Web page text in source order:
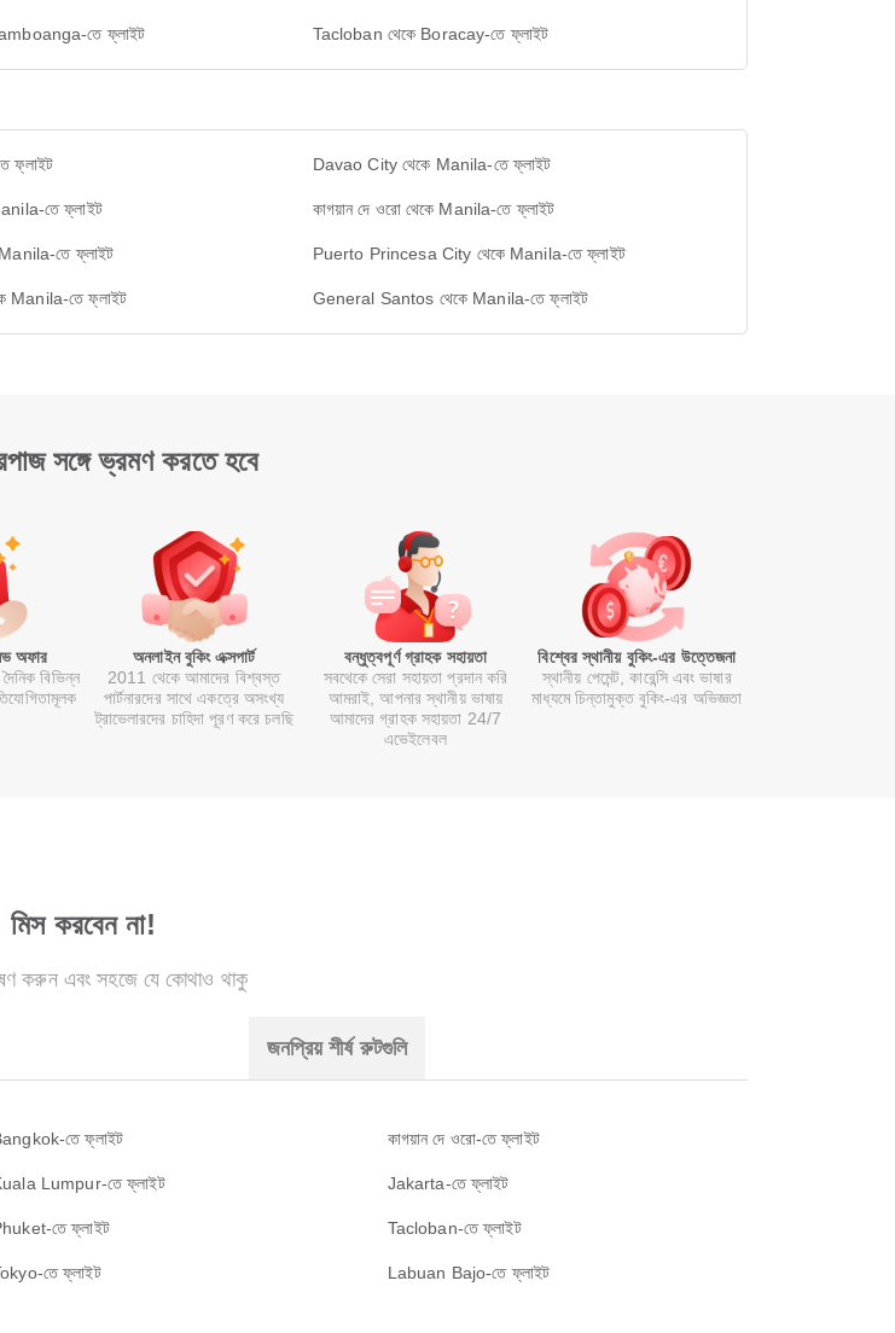
তে ফ্লাইট Tacloban থেকে Boracay-তে ফ্লাইট
ফ্লাইট Davao City থেকে Manila-তে ফ্লাইট
তে ফ্লাইট কাগয়ান দে ওরো থেকে Manila-তে ফ্লাইট
তে ফ্লাইট Puerto Princesa City থেকে Manila-তে ফ্লাইট
Manila-তে ফ্লাইট General Santos থেকে Manila-তে ফ্লাইট
সঙ্গে ভ্রমণ করতে হবে
অফার
বিভিন্ন
অনলাইন বুকিং এক্সপার্ট
2011 থেকে আমাদের বিশ্বস্ত
পার্টনারদের সাথে একত্রে অসংখ্য
ট্রাভেলারদের চাহিদা পূরণ করে চলছি
বন্ধুত্বপূর্ণ গ্রাহক সহায়তা
সবথেকে সেরা সহায়তা প্রদান করি
আমরাই, আপনার স্থানীয় ভাষায়
আমাদের গ্রাহক সহায়তা 24/7
এভেইলেবল
বিশ্বের স্থানীয় বুকিং-এর উত্তেজনা
স্থানীয় পেমেন্ট, কারেন্সি এবং ভাষার
মাধ্যমে চিন্তামুক্ত বুকিং-এর অভিজ্ঞতা
মিস করবেন না!
করুন এবং সহজে যে কোথাও থাকু
জনপ্রিয় শীর্ষ রুটগুলি
তে ফ্লাইট কাগয়ান দে ওরো-তে ফ্লাইট
Lumpur-তে ফ্লাইট Jakarta-তে ফ্লাইট
তে ফ্লাইট Tacloban-তে ফ্লাইট
তে ফ্লাইট Labuan Bajo-তে ফ্লাইট